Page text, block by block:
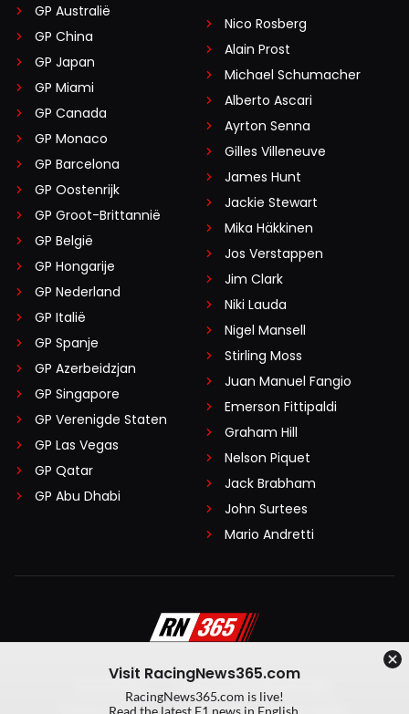
GP Australië
GP China
GP Japan
GP Miami
GP Canada
GP Monaco
GP Barcelona
GP Oostenrijk
GP Groot-Brittannië
GP België
GP Hongarije
GP Nederland
GP Italië
GP Spanje
GP Azerbeidzjan
GP Singapore
GP Verenigde Staten
GP Las Vegas
GP Qatar
GP Abu Dhabi
Nico Rosberg
Alain Prost
Michael Schumacher
Alberto Ascari
Ayrton Senna
Gilles Villeneuve
James Hunt
Jackie Stewart
Mika Häkkinen
Jos Verstappen
Jim Clark
Niki Lauda
Nigel Mansell
Stirling Moss
Juan Manuel Fangio
Emerson Fittipaldi
Graham Hill
Nelson Piquet
Jack Brabham
John Surtees
Mario Andretti
Algemene voorwaarden
Privacy Policy
Created by On Your Marks
Visit RacingNews365.com
RacingNews365.com is live!
Read the latest F1 news in English.